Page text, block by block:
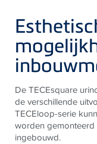
De TECEsquare
de verschillende
TECEloop-serie
worden
ingebouwd.